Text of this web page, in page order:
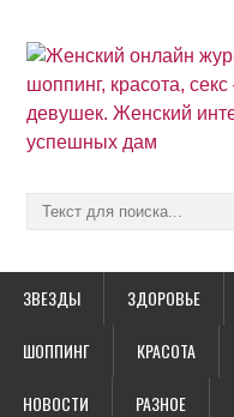
ЗВЕЗДЫ ЗДОРОВЬЕ
ШОППИНГ КРАСОТА
НОВОСТИ РАЗНОЕ